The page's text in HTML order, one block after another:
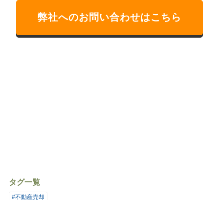
弊社へのお問い合わせはこちら
タグ一覧
#不動産売却